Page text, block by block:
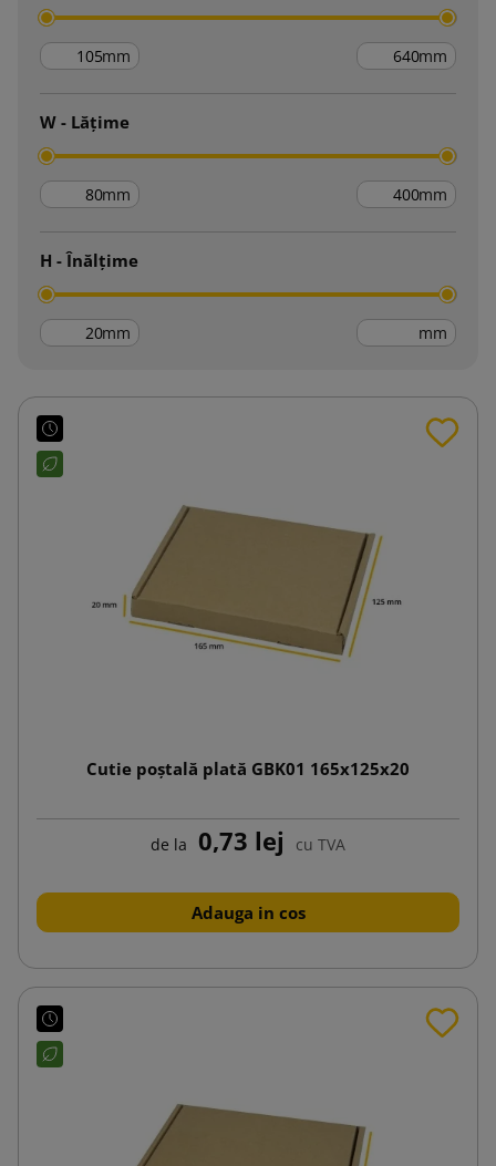
mm mm
W - Lățime
mm mm
H - Înălțime
mm mm
Cutie poștală plată GBK01 165x125x20
de la 0,73 lej cu TVA
Adauga in cos